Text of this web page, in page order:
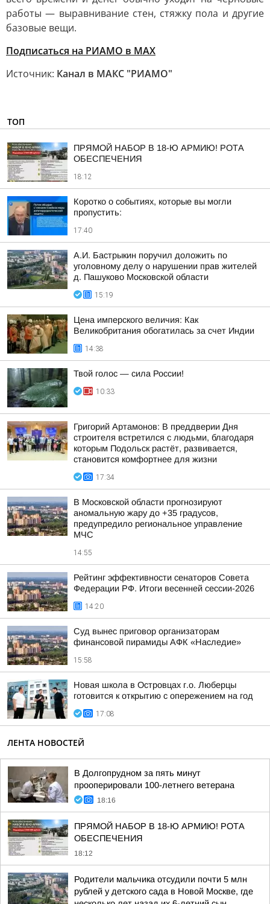
работы — выравнивание стен, стяжку пола и другие
базовые вещи.
Подписаться на РИАМО в MAX
Источник: Канал в МАКС "РИАМО"
ТОП
ПРЯМОЙ НАБОР В 18-Ю АРМИЮ! РОТА
ОБЕСПЕЧЕНИЯ
18:12
Коротко о событиях, которые вы могли
пропустить:
17:40
А.И. Бастрыкин поручил доложить по
уголовному делу о нарушении прав жителей
д. Пашуково Московской области
15:19
Цена имперского величия: Как
Великобритания обогатилась за счет Индии
14:38
Твой голос — сила России!
10:33
Григорий Артамонов: В преддверии Дня
строителя встретился с людьми, благодаря
которым Подольск растёт, развивается,
становится комфортнее для жизни
17:34
В Московской области прогнозируют
аномальную жару до +35 градусов,
предупредило региональное управление
МЧС
14:55
Рейтинг эффективности сенаторов Совета
Федерации РФ. Итоги весенней сессии-2026
14:20
Суд вынес приговор организаторам
финансовой пирамиды АФК «Наследие»
15:58
Новая школа в Островцах г.о. Люберцы
готовится к открытию с опережением на год
17:08
ЛЕНТА НОВОСТЕЙ
В Долгопрудном за пять минут
прооперировали 100-летнего ветерана
18:16
ПРЯМОЙ НАБОР В 18-Ю АРМИЮ! РОТА
ОБЕСПЕЧЕНИЯ
18:12
Родители мальчика отсудили почти 5 млн
рублей у детского сада в Новой Москве, где